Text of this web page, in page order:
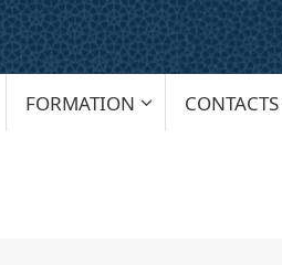
FORMATION CONTACTS